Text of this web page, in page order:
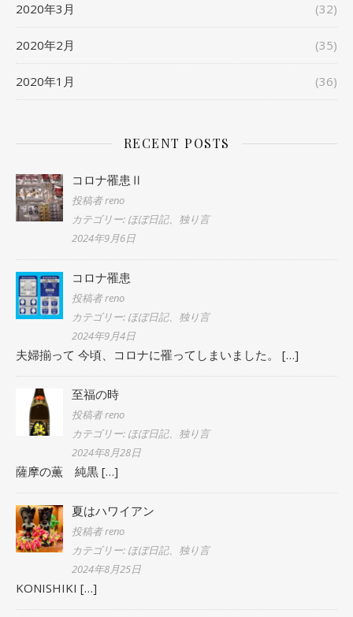
2020年3月 (32)
2020年2月 (35)
2020年1月 (36)
RECENT POSTS
コロナ罹患Ⅱ
投稿者 reno
カテゴリー: ほぼ日記、独り言
2024年9月6日
コロナ罹患
投稿者 reno
カテゴリー: ほぼ日記、独り言
2024年9月4日
夫婦揃って 今頃、コロナに罹ってしまいました。 […]
至福の時
投稿者 reno
カテゴリー: ほぼ日記、独り言
2024年8月28日
薩摩の薫 純黒 […]
夏はハワイアン
投稿者 reno
カテゴリー: ほぼ日記、独り言
2024年8月25日
KONISHIKI […]